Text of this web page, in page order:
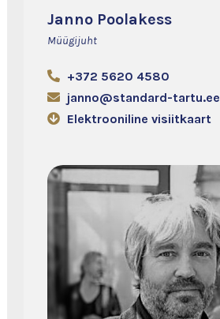
Janno Poolakess
Müügijuht
+372 5620 4580
janno@standard-tartu.ee
Elektrooniline visiitkaart